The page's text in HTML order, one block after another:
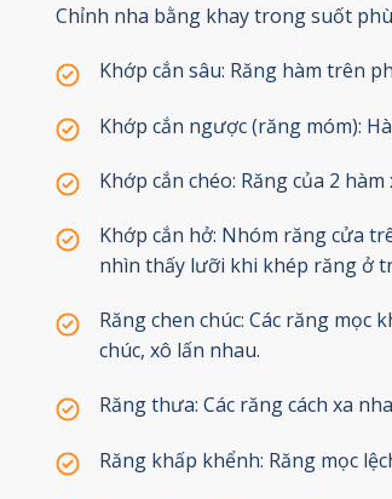
Chỉnh nha bằng khay trong suốt
Khớp cắn sâu: Răng hàm trên
Khớp cắn ngược (răng móm):
Khớp cắn chéo: Răng của 2
Khớp cắn hở: Nhóm răng cửa
nhìn thấy lưỡi khi khép răng ở
Răng chen chúc: Các răng
chúc, xô lấn nhau.
Răng thưa: Các răng cách xa
Răng khấp khểnh: Răng mọc